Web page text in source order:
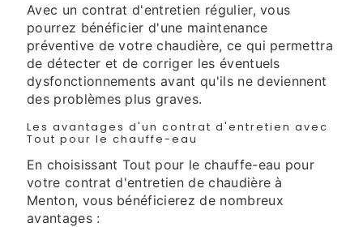
Avec un contrat d'entretien régulier, vous
pourrez bénéficier d'une maintenance
préventive de votre chaudière, ce qui permettra
de détecter et de corriger les éventuels
dysfonctionnements avant qu'ils ne deviennent
des problèmes plus graves.
Les avantages d'un contrat d'entretien avec
Tout pour le chauffe-eau
En choisissant Tout pour le chauffe-eau pour
votre contrat d'entretien de chaudière à
Menton, vous bénéficierez de nombreux
avantages :